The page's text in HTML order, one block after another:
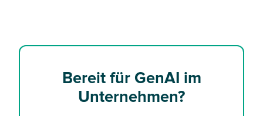
Bereit für GenAI im
Unternehmen?